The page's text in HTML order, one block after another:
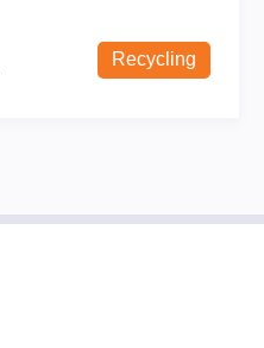
Recycling